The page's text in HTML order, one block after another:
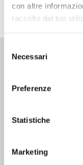
con altre
raccolto dal tuo
delNecessari
Preferenze
Statistiche
Marketing
Documenti